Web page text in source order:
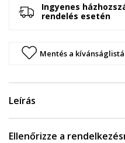
Ingyenes
rendelés esetén
Mentés a
Leírás
Ellenőrizze a